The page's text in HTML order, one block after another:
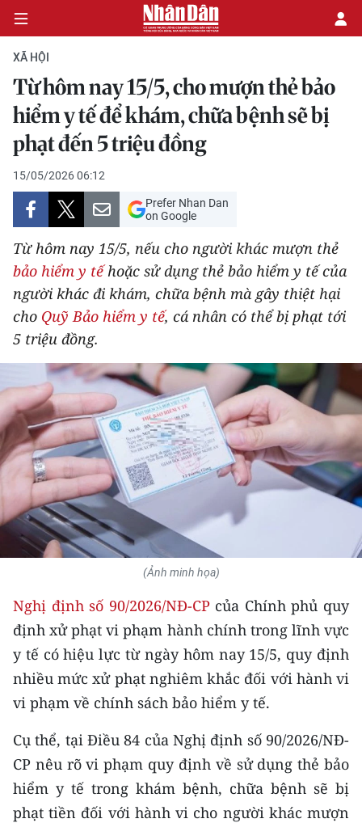
CHÍNH TRỊ
KINH TẾ
VĂN HÓA
XÃ HỘI
PHÁP LUẬT
DU LỊCH
THẾ GIỚI
THỂ THAO
GIÁO DỤC
Y TẾ
KHOA HỌC - CÔNG NGHỆ
MÔI TRƯỜNG
KIỂM CHỨNG THÔNG TIN
TRI THỨC CHUYÊN SÂU
54 DÂN TỘC VIỆT NAM
CHƯƠNG TRÌNH OCOP - MỖI XÃ
MỘT SẢN PHẨM
RADIO
XÃ HỘI
Từ hôm nay 15/5, cho mượn thẻ bảo
hiểm y tế để khám, chữa bệnh sẽ bị
phạt đến 5 triệu đồng
15/05/2026 06:12
Prefer Nhan Dan
on Google
Từ hôm nay 15/5, nếu cho người khác mượn thẻ
bảo hiểm y tếhoặc sử dụng thẻ bảo hiểm y tế của
người khác đi khám, chữa bệnh mà gây thiệt hại
cho Quỹ Bảo hiểm y tế, cá nhân có thể bị phạt tới
5 triệu đồng.
(Ảnh minh họa)
Nghị định số 90/2026/NĐ-CPcủa Chính phủ quy
định xử phạt vi phạm hành chính trong lĩnh vực
y tế có hiệu lực từ ngày hôm nay 15/5, quy định
nhiều mức xử phạt nghiêm khắc đối với hành vi
vi phạm về chính sách bảo hiểm y tế.
Cụ thể, tại Điều 84 của Nghị định số 90/2026/NĐ-
CP nêu rõ vi phạm quy định về sử dụng thẻ bảo
hiểm y tế trong khám bệnh, chữa bệnh sẽ bị
phạt tiền đối với hành vi cho người khác mượn